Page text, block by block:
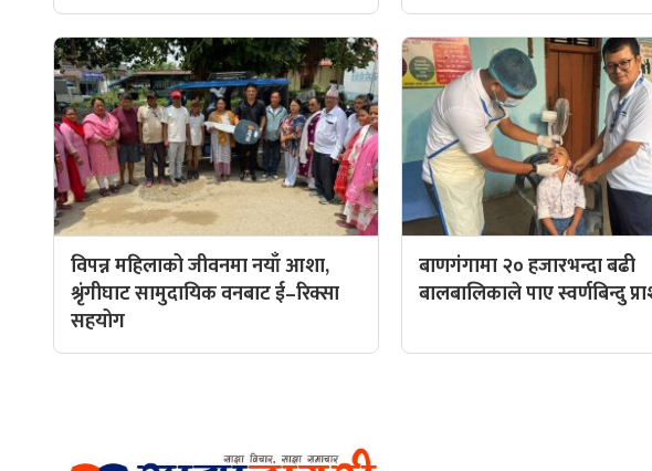
विपन्न महिलाको जीवनमा नयाँ आशा,
श्रृंगीघाट सामुदायिक वनबाट ई–रिक्सा
सहयोग
बाणगंगामा २० हजारभन्दा बढी
बालबालिकाले पाए स्वर्णबिन्दु